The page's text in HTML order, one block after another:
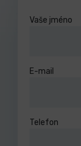
Vaše jméno
E-mail
Telefon